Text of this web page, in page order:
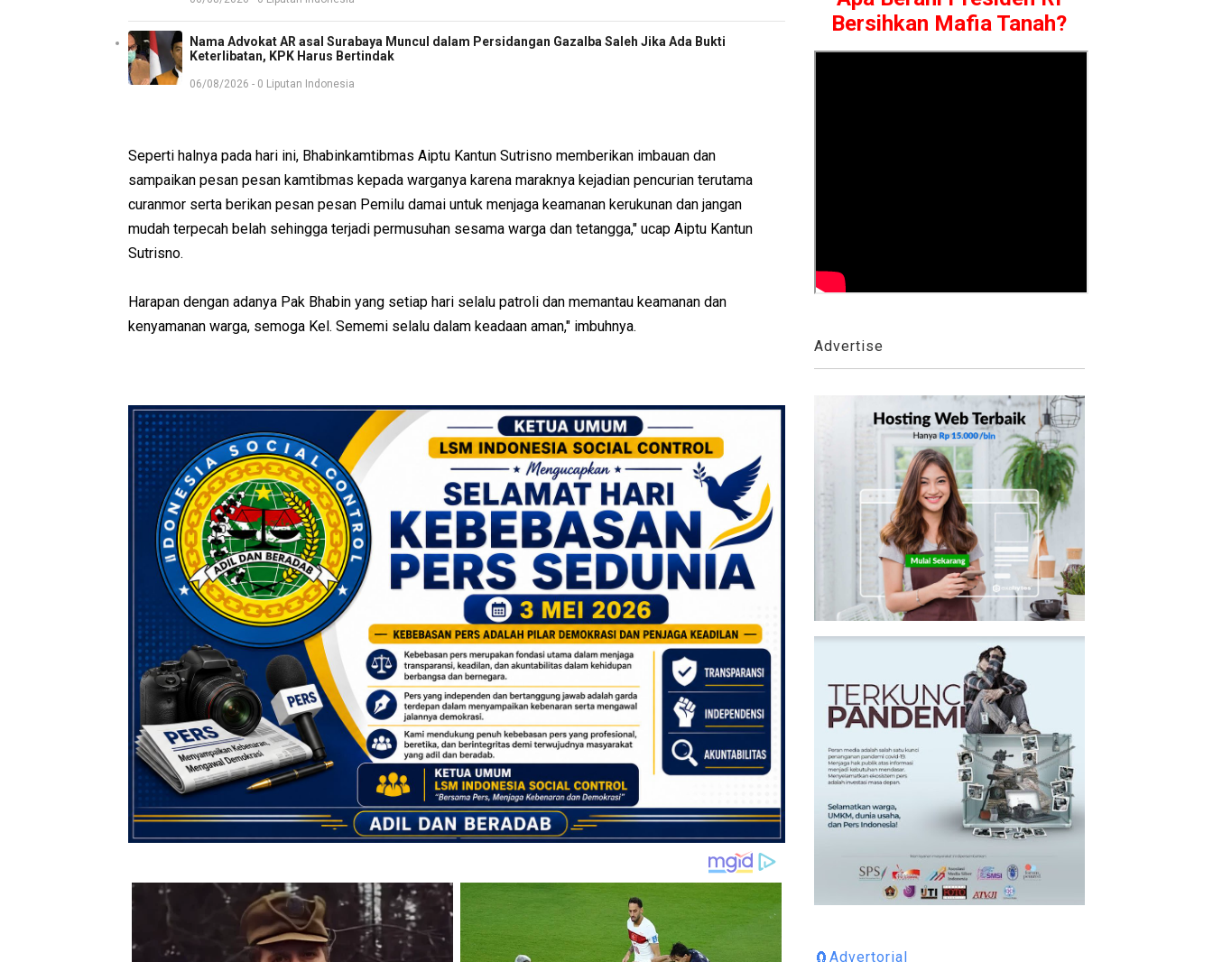
Nama Advokat AR asal Surabaya Muncul dalam Persidangan Gazalba Saleh Jika Ada Bukti
Keterlibatan, KPK Harus Bertindak
06/08/2026 - 0 Liputan Indonesia
Seperti halnya pada hari ini, Bhabinkamtibmas Aiptu Kantun Sutrisno memberikan imbauan dan
sampaikan pesan pesan kamtibmas kepada warganya karena maraknya kejadian pencurian terutama
curanmor serta berikan pesan pesan Pemilu damai untuk menjaga keamanan kerukunan dan jangan
mudah terpecah belah sehingga terjadi permusuhan sesama warga dan tetangga," ucap Aiptu Kantun
Sutrisno.
Harapan dengan adanya Pak Bhabin yang setiap hari selalu patroli dan memantau keamanan dan
kenyamanan warga, semoga Kel. Sememi selalu dalam keadaan aman," imbuhnya.
Bersihkan Mafia Tanah?
Advertise
🧲Advertorial